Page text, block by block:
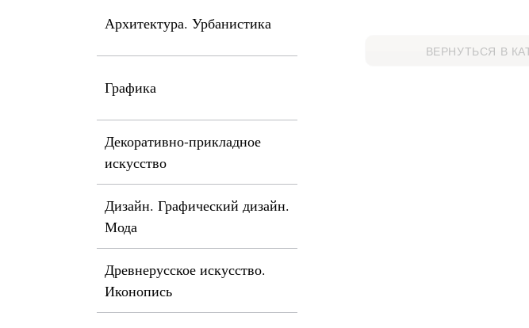
Архитектура. Урбанистика
Графика
Декоративно-прикладное
искусство
Дизайн. Графический дизайн.
Мода
Древнерусское искусство.
Иконопись
ВЕРНУТЬСЯ В